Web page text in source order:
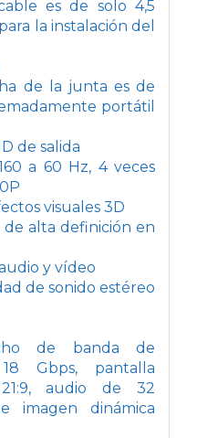
es de solo 4,5
la instalación del
de la junta es de
portátil
de salida
a 60 Hz, 4 veces
visuales 3D
alta definición en
y vídeo
de sonido estéreo
de banda de
Gbps, pantalla
audio de 32
imagen dinámica